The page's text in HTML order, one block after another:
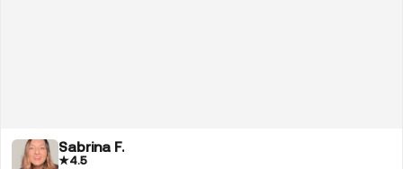
Sabrina F.
★4.5